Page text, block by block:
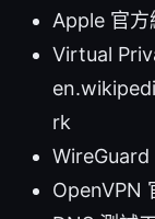
Apple 官
Virtual
rk
WireGuard
OpenVPN